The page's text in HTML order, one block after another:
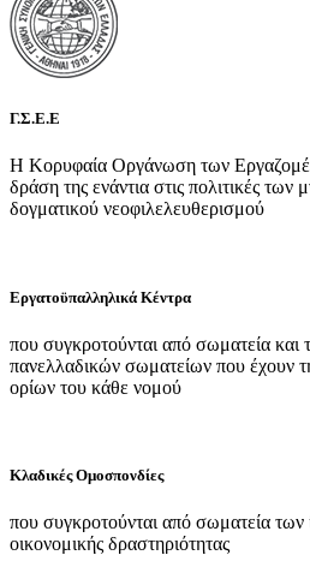
Γ.Σ.Ε.Ε
Η Κορυφαία Οργάνωση των
δράση της ενάντια στις πολιτικές των
δογματικού νεοφιλελευθερισμού
Εργατοϋπαλληλικά Κέντρα
που συγκροτούνται από σωματεία και
πανελλαδικών σωματείων που έχουν
ορίων του κάθε νομού
Κλαδικές Ομοσπονδίες
που συγκροτούνται από σωματεία
οικονομικής δραστηριότητας